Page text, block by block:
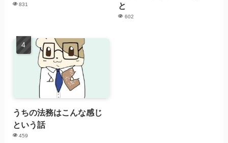
831
と
602
うちの法務はこんな感じ
という話
459